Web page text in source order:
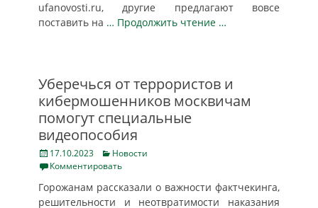
ufanovosti.ru, другие предлагают вовсе
поставить на … Продолжить чтение …
Уберечься от террористов и
кибермошенников москвичам
помогут специальные
видеопособия
Posted
on
17.10.2023 Categories
Новости
Комментировать
Горожанам рассказали о важности фактчекинга,
решительности и неотвратимости наказания